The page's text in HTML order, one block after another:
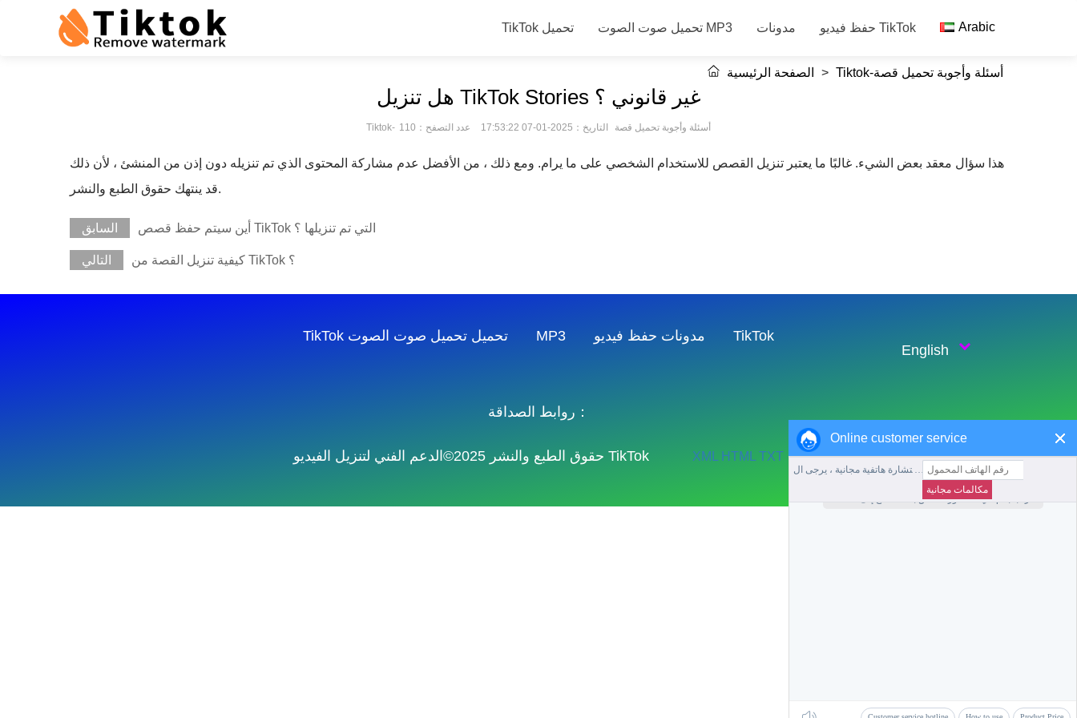
TikTok تحميل تحميل صوت الصوت MP3 مدونات حفظ فيديو TikTok Arabic
الصفحة الرئيسية > Tiktok-أسئلة وأجوبة تحميل قصة
هل تنزيل TikTok Stories غير قانوني ؟
Tiktok-أسئلة وأجوبة تحميل قصة التاريخ：2025-01-07 17:53:22 عدد التصفح：110
هذا سؤال معقد بعض الشيء. غالبًا ما يعتبر تنزيل القصص للاستخدام الشخصي على ما يرام. ومع ذلك ، من الأفضل عدم مشاركة المحتوى الذي تم تنزيله دون إذن من المنشئ ، لأن ذلك
قد ينتهك حقوق الطبع والنشر.
السابق أين سيتم حفظ قصص TikTok التي تم تنزيلها ؟
التالي كيفية تنزيل القصة من TikTok ؟
TikTok تحميل تحميل صوت الصوت MP3 مدونات
حفظ فيديو TikTok
English
روابط الصداقة：
حقوق الطبع والنشر 2025©الدعم الفني لتنزيل الفيديو TikTok XML HTML TXT
Online customer service